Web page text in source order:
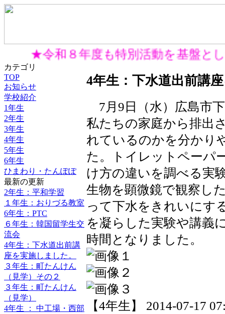
★令和８年度も特別活動を基盤と
カテゴリ
TOP
お知らせ
学校紹介
1年生
2年生
3年生
4年生
5年生
6年生
ひまわり・たんぽぽ
最新の更新
2年生：平和学習
１年生：おりづる教室
6年生：PTC
６年生：韓国留学生交
流会
4年生：下水道出前講
座を実施しました。
３年生：町たんけん
（見学）その２
３年生：町たんけん
（見学）
4年生 ： 中工場・西部
4年生：下水道出前講
7月9日（水）広島市
私たちの家庭から排出
れているのかを分かり
た。トイレットペーパ
け方の違いを調べる実
生物を顕微鏡で観察し
って下水をきれいにす
を凝らした実験や講義
時間となりました。
【4年生】 2014-07-17